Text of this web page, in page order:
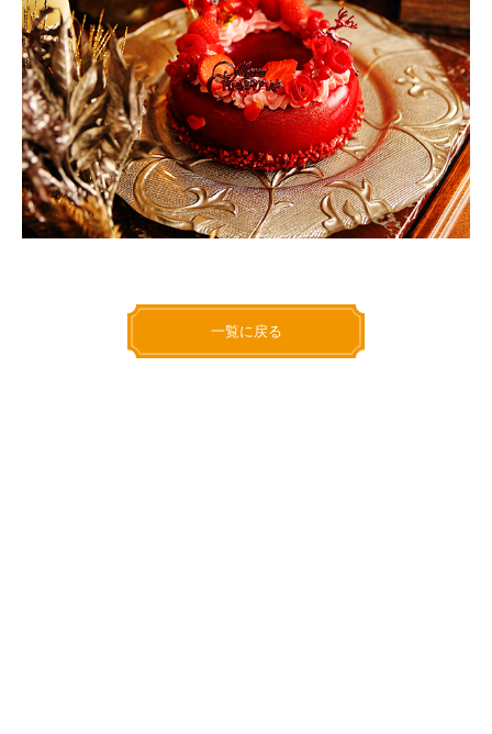
一覧に戻る